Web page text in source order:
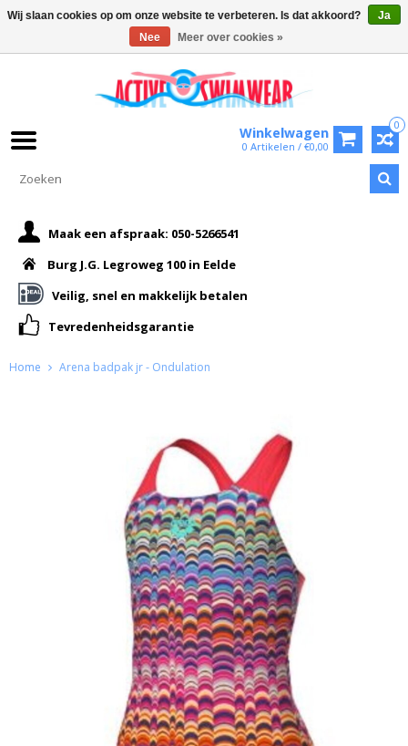
0
Winkelwagen
0 Artikelen / €0,00
Maak een afspraak: 050-5266541
Burg J.G. Legroweg 100 in Eelde
Veilig, snel en makkelijk betalen
Tevredenheidsgarantie
Home Arena badpak jr - Ondulation
Wij slaan cookies op om onze website te verbeteren. Is dat akkoord?
Ja
Nee
Meer over cookies »